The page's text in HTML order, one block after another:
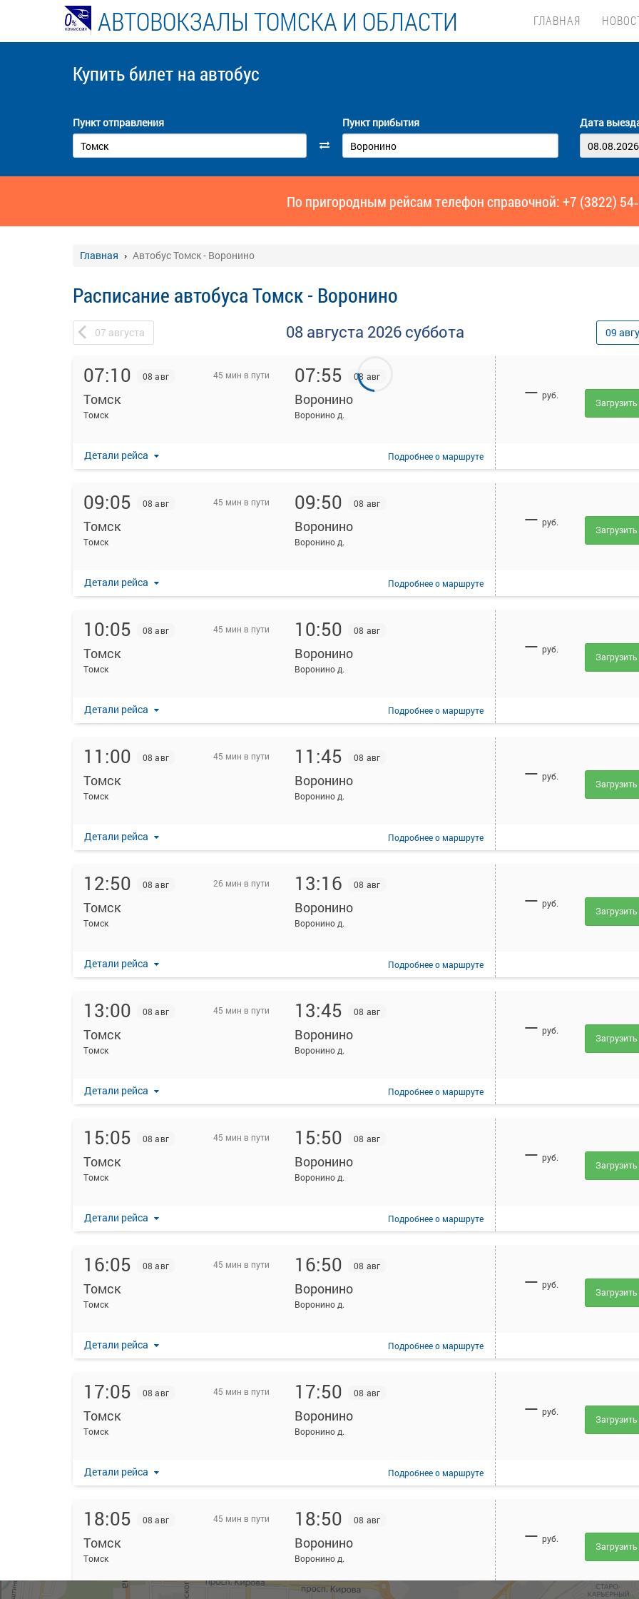
АВТОВОКЗАЛЫ ТОМСКА И ОБЛАСТИ ГЛАВНАЯ
Купить билет на автобус
Пункт отправления Пункт прибытия Дата
По пригородным рейсам телефон справочной: +7 (3822)
Главная Автобус Томск - Воронино
Расписание автобуса Томск - Воронино
07 августа 08 августа 2026 суббота 09
07:10 08 авг 45 мин в пути
Томск
Томск
07:55 08 авг
Воронино
Воронино д.
Детали рейса Подробнеео маршруте
— руб.
09:05 08 авг 45 мин в пути
Томск
Томск
09:50 08 авг
Воронино
Воронино д.
Детали рейса Подробнеео маршруте
— руб.
10:05 08 авг 45 мин в пути
Томск
Томск
10:50 08 авг
Воронино
Воронино д.
Детали рейса Подробнеео маршруте
— руб.
11:00 08 авг 45 мин в пути
Томск
Томск
11:45 08 авг
Воронино
Воронино д.
Детали рейса Подробнеео маршруте
— руб.
12:50 08 авг 26 мин в пути
Томск
Томск
13:16 08 авг
Воронино
Воронино д.
Детали рейса Подробнеео маршруте
— руб.
13:00 08 авг 45 мин в пути
Томск
Томск
13:45 08 авг
Воронино
Воронино д.
Детали рейса Подробнеео маршруте
— руб.
15:05 08 авг 45 мин в пути
Томск
Томск
15:50 08 авг
Воронино
Воронино д.
Детали рейса Подробнеео маршруте
— руб.
16:05 08 авг 45 мин в пути
Томск
Томск
16:50 08 авг
Воронино
Воронино д.
Детали рейса Подробнеео маршруте
— руб.
17:05 08 авг 45 мин в пути
Томск
Томск
17:50 08 авг
Воронино
Воронино д.
Детали рейса Подробнеео маршруте
— руб.
18:05 08 авг 45 мин в пути
Томск
Томск
18:50 08 авг
Воронино
Воронино д.
— руб.